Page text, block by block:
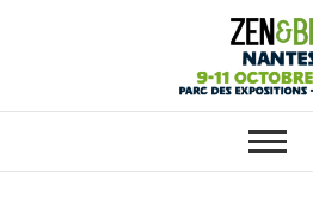
Salon
SALON ZEN &
VOTRE SALON
ET